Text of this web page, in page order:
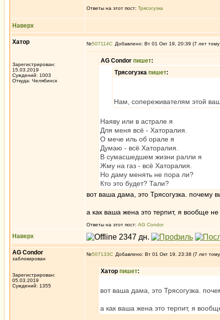
Ответы на этот пост: Трясогузка
Наверх
Хатор
Зарегистрирован:
15.03.2019
Суждений: 1003
Откуда: Челябинск
№507114 Добавлено: Вт 01 Окт 19, 20:39 (7 лет
AG Condor пишет:
Трясогузка пишет:
Нам, сопереживателям этой
Наяву или в астрале я
Для меня всё - Хаторалия.
О мече иль об орале я
Думаю - всё Хаторалия.
В сумасшедшем жизни ралли я
Жму на газ - всё Хаторалия.
Но даму менять не пора ли?
Кто это будет? Тали?
вот ваша дама, это Трясогузка. почему
а как ваша жена это терпит, я вообще
Ответы на этот пост: AG Condor
Наверх
AG Condor
заблокирован
Зарегистрирован:
05.03.2019
Суждений: 1355
№507133 Добавлено: Вт 01 Окт 19, 23:38 (7 лет
Хатор пишет:
вот ваша дама, это Трясогузка.
а как ваша жена это терпит, я